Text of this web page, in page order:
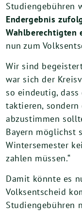
Studiengebühren
Endergebnis
Wahlberechtigten
nun zum
Wir sind
war sich der
so eindeutig,
taktieren,
abzustimmen
Bayern möglichst
Wintersemester
zahlen müssen.“
Damit könnte es
Volksentscheid
Studiengebühren